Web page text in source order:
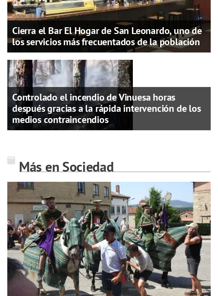
Cierra el Bar El Hogar de San Leonardo, uno de
los servicios más frecuentados de la población
Controlado el incendio de Vinuesa horas
después gracias a la rápida intervención de los
medios contraincendios
Más en Sociedad